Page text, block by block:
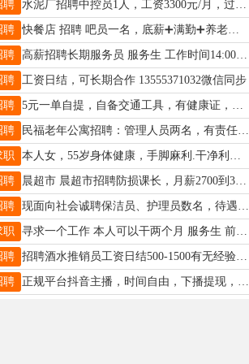
聘 水泥厂招聘中控员1人，工资3300元/月，过秤员1人，工资2700元/月，上1天休1天，单位食堂免费就餐，微电18245534351
聘 快餐店 招聘 吧员一名，底薪➕满勤➕养老保险 四个半天休息 煮面工一名底薪➕满勤 ➕养老保四个半天休息 电话15776023755
聘 高薪招聘长期服务员 服务生 工作时间14:00～0:30 不加班 不值班 待遇优 有工作经验，有责任心，长期稳定者优先录用 ，下午1点后联系，电话：15304559963
聘 工资日结，可长期合作 13555371032微信同步
聘 5元一单自提，自备交通工具，有健康证，熟知望奎各大小区，不找兼职，日人均30～100单不等。18945545585
聘 民福老年公寓招聘：管理人员两名，有责任心的，工资面议，联系电话，15945553319 南山公墓招聘：经理1名，工人三名，联系电话15945553319
职 本人女，55岁身体健康，手脚麻利.干净利索，找个适合我的活，做饭照顾老人，无不良嗜好。电话15946118001.
聘 晨超市 晨超市招聘防损课长，月薪2700到3000每日8小时，25到35岁之间，男性，形象佳。13329359345
聘 现面向社会诚聘保洁员、护理员数名，待遇优厚，工作环境温馨舒适。有意者请直接电话咨询：04556877777
职 寻求一个工作 本人可以干两个月 服务生 前台等等都可以 联系电话15046585845
聘 招聘酒水推销员工资日结500-1500有无经验都可以男士勿扰 电话微信同步 电话：13845537131
聘 正规平台抖音主播，时间自由，下播提现，专业老师教专业运营天团，无需学历，无需才艺，没有任何投资，兼职全职都可，有意者私聊☎️13763716947